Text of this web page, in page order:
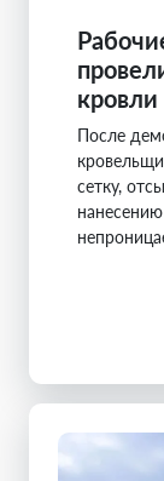
После
сетку,